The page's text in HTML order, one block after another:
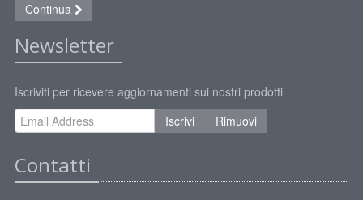
Continua
Newsletter
Iscriviti per ricevere aggiornamenti sui nostri prodotti
Iscrivi
Rimuovi
Contatti